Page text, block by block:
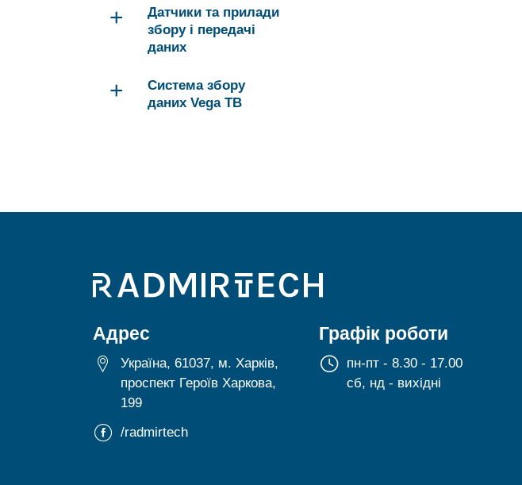
+
Датчики та прилади
збору і передачі
даних
+
Система збору
даних Vega ТВ
Адрес
Україна, 61037, м. Харків,
проспект Героїв Харкова,
199
/radmirtech
Графік роботи
пн-пт - 8.30 - 17.00
сб, нд - вихідні